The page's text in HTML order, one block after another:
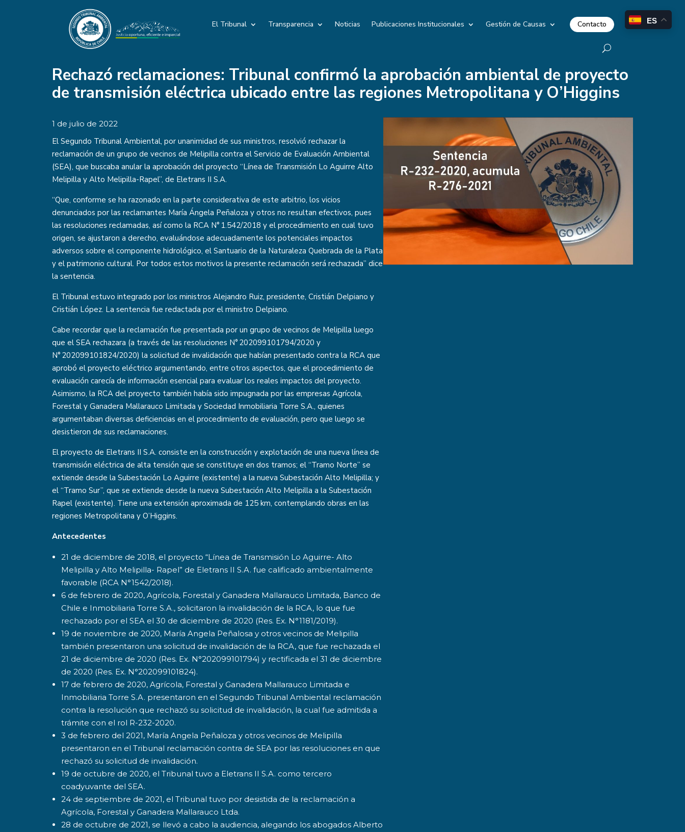
El Tribunal Transparencia Noticias Publicaciones Institucionales Gestión de Causas Contacto
Rechazó reclamaciones: Tribunal confirmó la aprobación ambiental de proyecto
de transmisión eléctrica ubicado entre las regiones Metropolitana y O’Higgins
1 de julio de 2022
El Segundo Tribunal Ambiental, por unanimidad de sus ministros, resolvió rechazar la
reclamación de un grupo de vecinos de Melipilla contra el Servicio de Evaluación Ambiental
(SEA), que buscaba anular la aprobación del proyecto “Línea de Transmisión Lo Aguirre Alto
Melipilla y Alto Melipilla-Rapel”, de Eletrans II S.A.
“Que, conforme se ha razonado en la parte considerativa de este arbitrio, los vicios
denunciados por las reclamantes María Ángela Peñaloza y otros no resultan efectivos, pues
las resoluciones reclamadas, así como la RCA N° 1.542/2018 y el procedimiento en cual tuvo
origen, se ajustaron a derecho, evaluándose adecuadamente los potenciales impactos
adversos sobre el componente hidrológico, el Santuario de la Naturaleza Quebrada de la Plata
y el patrimonio cultural. Por todos estos motivos la presente reclamación será rechazada” dice
la sentencia.
El Tribunal estuvo integrado por los ministros Alejandro Ruiz, presidente, Cristián Delpiano y
Cristián López. La sentencia fue redactada por el ministro Delpiano.
Cabe recordar que la reclamación fue presentada por un grupo de vecinos de Melipilla luego
que el SEA rechazara (a través de las resoluciones N° 202099101794/2020 y
N° 202099101824/2020) la solicitud de invalidación que habían presentado contra la RCA que
aprobó el proyecto eléctrico argumentando, entre otros aspectos, que el procedimiento de
evaluación carecía de información esencial para evaluar los reales impactos del proyecto.
Asimismo, la RCA del proyecto también había sido impugnada por las empresas Agrícola,
Forestal y Ganadera Mallarauco Limitada y Sociedad Inmobiliaria Torre S.A., quienes
argumentaban diversas deficiencias en el procedimiento de evaluación, pero que luego se
desistieron de sus reclamaciones.
El proyecto de Eletrans II S.A. consiste en la construcción y explotación de una nueva línea de
transmisión eléctrica de alta tensión que se constituye en dos tramos; el “Tramo Norte” se
extiende desde la Subestación Lo Aguirre (existente) a la nueva Subestación Alto Melipilla; y
el “Tramo Sur”, que se extiende desde la nueva Subestación Alto Melipilla a la Subestación
Rapel (existente). Tiene una extensión aproximada de 125 km, contemplando obras en las
regiones Metropolitana y O’Higgins.
Antecedentes
21 de diciembre de 2018, el proyecto “Línea de Transmisión Lo Aguirre- Alto
Melipilla y Alto Melipilla- Rapel” de Eletrans II S.A. fue calificado ambientalmente
favorable (RCA N°1542/2018).
6 de febrero de 2020, Agrícola, Forestal y Ganadera Mallarauco Limitada, Banco de
Chile e Inmobiliaria Torre S.A., solicitaron la invalidación de la RCA, lo que fue
rechazado por el SEA el 30 de diciembre de 2020 (Res. Ex. N°1181/2019).
19 de noviembre de 2020, María Angela Peñalosa y otros vecinos de Melipilla
también presentaron una solicitud de invalidación de la RCA, que fue rechazada el
21 de diciembre de 2020 (Res. Ex. N°202099101794) y rectificada el 31 de diciembre
de 2020 (Res. Ex. N°202099101824).
17 de febrero de 2020, Agrícola, Forestal y Ganadera Mallarauco Limitada e
Inmobiliaria Torre S.A. presentaron en el Segundo Tribunal Ambiental reclamación
contra la resolución que rechazó su solicitud de invalidación, la cual fue admitida a
trámite con el rol R-232-2020.
3 de febrero del 2021, María Angela Peñaloza y otros vecinos de Melipilla
presentaron en el Tribunal reclamación contra de SEA por las resoluciones en que
rechazó su solicitud de invalidación.
19 de octubre de 2020, el Tribunal tuvo a Eletrans II S.A. como tercero
coadyuvante del SEA.
24 de septiembre de 2021, el Tribunal tuvo por desistida de la reclamación a
Agrícola, Forestal y Ganadera Mallarauco Ltda.
28 de octubre de 2021, se llevó a cabo la audiencia, alegando los abogados Alberto
ES